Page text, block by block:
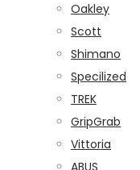
Oakley
Scott
Shimano
Specilized
TREK
GripGrab
Vittoria
ABUS